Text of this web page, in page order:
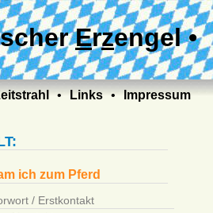
Erzengel •
• Links • Impressum
ich zum Pferd
/ Erstkontakt